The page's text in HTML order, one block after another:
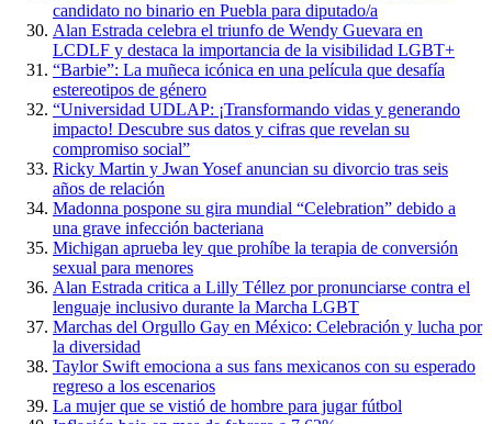
candidato no binario en Puebla para diputado/a
Alan Estrada celebra el triunfo de Wendy Guevara en
LCDLF y destaca la importancia de la visibilidad LGBT+
“Barbie”: La muñeca icónica en una película que desafía
estereotipos de género
“Universidad UDLAP: ¡Transformando vidas y generando
impacto! Descubre sus datos y cifras que revelan su
compromiso social”
Ricky Martin y Jwan Yosef anuncian su divorcio tras seis
años de relación
Madonna pospone su gira mundial “Celebration” debido a
una grave infección bacteriana
Michigan aprueba ley que prohíbe la terapia de conversión
sexual para menores
Alan Estrada critica a Lilly Téllez por pronunciarse contra el
lenguaje inclusivo durante la Marcha LGBT
Marchas del Orgullo Gay en México: Celebración y lucha por
la diversidad
Taylor Swift emociona a sus fans mexicanos con su esperado
regreso a los escenarios
La mujer que se vistió de hombre para jugar fútbol